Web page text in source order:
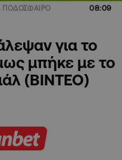
ΠΟΔΟΣΦΑΙΡΟ 08:09
για το
μπήκε με το
(ΒΙΝΤΕΟ)